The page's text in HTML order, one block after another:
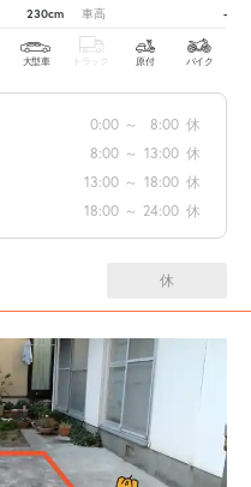
230cm 車高 -
大型車 トラック 原付 バイク
0:00 ～ 8:00 休
8:00 ～ 13:00 休
13:00 ～ 18:00 休
18:00 ～ 24:00 休
休